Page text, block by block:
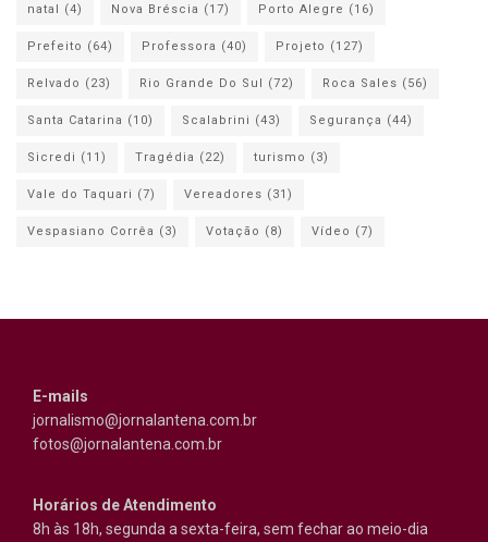
natal (4) Nova Bréscia (17) Porto Alegre (16)
Prefeito (64) Professora (40) Projeto (127)
Relvado (23) Rio Grande Do Sul (72) Roca Sales (56)
Santa Catarina (10) Scalabrini (43) Segurança (44)
Sicredi (11) Tragédia (22) turismo (3)
Vale do Taquari (7) Vereadores (31)
Vespasiano Corrêa (3) Votação (8) Vídeo (7)
E-mails
jornalismo@jornalantena.com.br
fotos@jornalantena.com.br
Horários de Atendimento
8h às 18h, segunda a sexta-feira, sem fechar ao meio-dia